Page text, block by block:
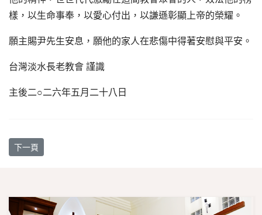
樣，以生命事奉，以愛心付出，以謙遜彰顯上帝的榮耀。
願主賜尹先生安息，願他的家人在悲傷中得著安慰與平安。
台灣淡水長老教會 謹識
主後二○二六年五月二十八日
下一篇文章: 教會旁邊若有厝、土地要賣，教會要買
下一頁